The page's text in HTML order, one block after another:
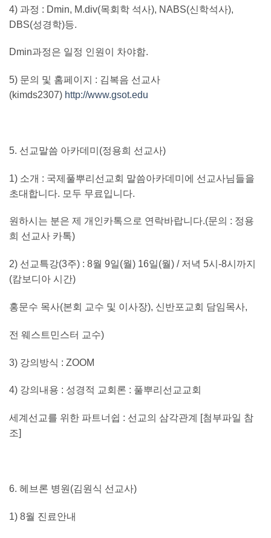
4) 과정 : Dmin, M.div(목회학 석사), NABS(신학석사),
DBS(성경학)등.
Dmin과정은 일정 인원이 차야함.
5) 문의 및 홈페이지 : 김복음 선교사
(kimds2307) http://www.gsot.edu
5. 선교말씀 아카데미 (정용희 선교사)
1) 소개 : 국제풀뿌리선교회 말씀아카데미에 선교사님들을
초대합니다. 모두 무료입니다.
원하시는 분은 제 개인카톡으로 연락바랍니다.(문의 : 정용
희 선교사 카톡)
2) 선교특강(3주) : 8월 9일(월) 16일(월) / 저녁 5시 -8시까지
(캄보디아 시간)
홍문수 목사(본회 교수 및 이사장), 신반포교회 담임목사,
전 웨스트민스터 교수)
3) 강의방식 : ZOOM
4) 강의내용 : 성경적 교회론 : 풀뿌리선교교회
세계선교를 위한 파트너쉽 : 선교의 삼각관계 [첨부파일 참
조]
6. 헤브론 병원 (김원식 선교사)
1) 8월 진료안내